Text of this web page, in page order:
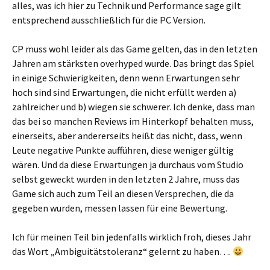
alles, was ich hier zu Technik und Performance sage gilt
entsprechend ausschließlich für die PC Version.
CP muss wohl leider als das Game gelten, das in den letzten
Jahren am stärksten overhyped wurde. Das bringt das Spiel
in einige Schwierigkeiten, denn wenn Erwartungen sehr
hoch sind sind Erwartungen, die nicht erfüllt werden a)
zahlreicher und b) wiegen sie schwerer. Ich denke, dass man
das bei so manchen Reviews im Hinterkopf behalten muss,
einerseits, aber andererseits heißt das nicht, dass, wenn
Leute negative Punkte aufführen, diese weniger gültig
wären. Und da diese Erwartungen ja durchaus vom Studio
selbst geweckt wurden in den letzten 2 Jahre, muss das
Game sich auch zum Teil an diesen Versprechen, die da
gegeben wurden, messen lassen für eine Bewertung.
Ich für meinen Teil bin jedenfalls wirklich froh, dieses Jahr
das Wort „Ambiguitätstoleranz“ gelernt zu haben….